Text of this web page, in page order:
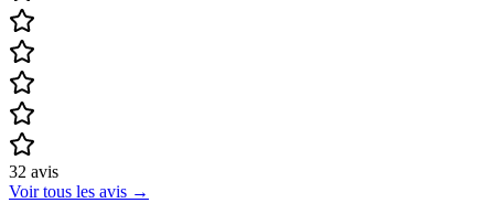
32 avis
Voir tous les avis →